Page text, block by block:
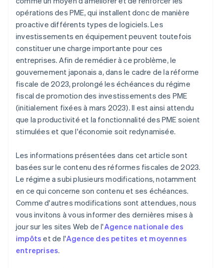
opérations des PME, qui installent donc de manière
proactive différents types de logiciels. Les
investissements en équipement peuvent toutefois
constituer une charge importante pour ces
entreprises. Afin de remédier à ce problème, le
gouvernement japonais a, dans le cadre de la réforme
fiscale de 2023, prolongé les échéances du régime
fiscal de promotion des investissements des PME
(initialement fixées à mars 2023). Il est ainsi attendu
que la productivité et la fonctionnalité des PME soient
stimulées et que l'économie soit redynamisée.
Les informations présentées dans cet article sont
basées sur le contenu des réformes fiscales de 2023.
Le régime a subi plusieurs modifications, notamment
en ce qui concerne son contenu et ses échéances.
Comme d'autres modifications sont attendues, nous
vous invitons à vous informer des dernières mises à
jour sur les sites Web de l'Agence nationale des
impôts et de l'Agence des petites et moyennes
entreprises.